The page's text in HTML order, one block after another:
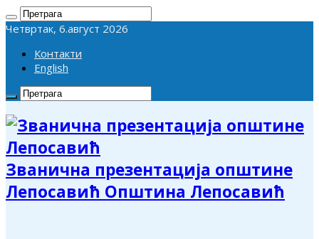
Четвртак, 6.август 2026
Контакти
English
Званична презентација општине
Лепосавић Општина Лепосавић